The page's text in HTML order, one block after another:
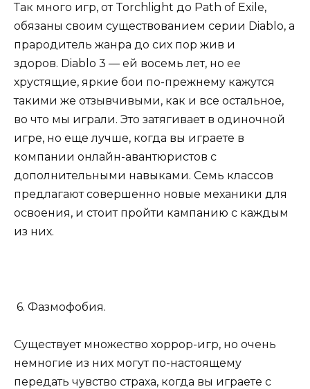
Так много игр, от Torchlight до Path of Exile,
обязаны своим существованием серии Diablo, а
прародитель жанра до сих пор жив и
здоров. Diablo 3 — ей восемь лет, но ее
хрустящие, яркие бои по-прежнему кажутся
такими же отзывчивыми, как и все остальное,
во что мы играли. Это затягивает в одиночной
игре, но еще лучше, когда вы играете в
компании онлайн-авантюристов с
дополнительными навыками. Семь классов
предлагают совершенно новые механики для
освоения, и стоит пройти кампанию с каждым
из них.
6. Фазмофобия.
Существует множество хоррор-игр, но очень
немногие из них могут по-настоящему
передать чувство страха, когда вы играете с